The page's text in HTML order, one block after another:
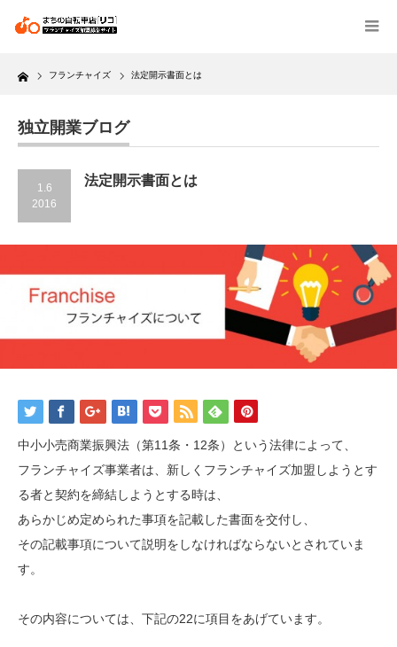
Home フランチャイズ 法定開示書面とは
独立開業ブログ
1.6
2016
法定開示書面とは
中小小売商業振興法（第11条・12条）という法律によって、
フランチャイズ事業者は、新しくフランチャイズ加盟しようとす
る者と契約を締結しようとする時は、
あらかじめ定められた事項を記載した書面を交付し、
その記載事項について説明をしなければならないとされていま
す。
その内容については、下記の22に項目をあげています。